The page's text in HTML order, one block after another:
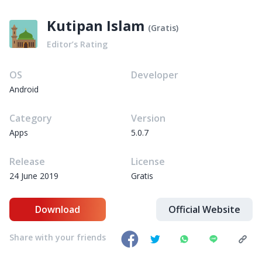
Kutipan Islam (Gratis)
Editor’s Rating
OS
Android
Developer
Category
Apps
Version
5.0.7
Release
24 June 2019
License
Gratis
Download Official Website
Share with your friends